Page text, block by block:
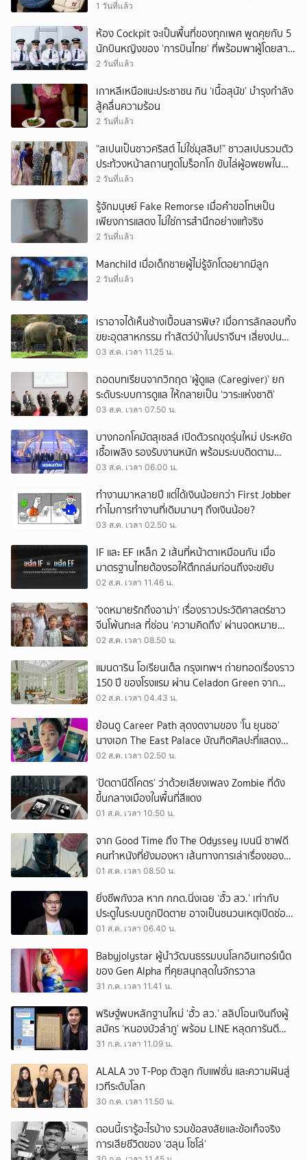
1 วันที่แล้ว
ห้อง Cockpit จะเป็นพื้นที่ของทุกเพศ พูดคุยกับ 5
นักบินหญิงของ ‘การบินไทย’ ที่พร้อมพาผู้โดยสาร
บินไปทั่วโลก
2 วันที่แล้ว
เกาหลีเหนือแนะประชาชน กิน ‘เนื้อสุนัข’ บำรุงกำลัง
สู้คลื่นความร้อน
2 วันที่แล้ว
“สเปนเป็นชาวคริสต์ ไม่ใช่มุสลิม!” ชาวสเปนรวมตัว
ประท้วงหน้าสถานทูตโมร็อกโก ขับไล่ผู้อพยพใน
เมืองเซวตาออกนอกประเทศ
2 วันที่แล้ว
รู้จักมนุษย์ Fake Remorse เมื่อคำขอโทษเป็น
เพียงการแสดง ไม่ใช่การสำนึกอย่างแท้จริง
2 วันที่แล้ว
Manchild เมื่อเด็กชายผู้ไม่รู้จักโตอยากมีลูก
2 วันที่แล้ว
เราอาจได้เห็นช้างเปื้อนสารพิษ? เมื่อการลักลอบทิ้ง
ขยะอุตสาหกรรม ทำสัตว์ป่าในปราจีนฯ เสี่ยงปน
เปื้อน
03 ส.ค. เวลา 11.25 น.
ถอดบทเรียนจากวิกฤต ‘ผู้ดูแล (Caregiver)’ ยก
ระดับระบบการดูแล ให้กลายเป็น ‘วาระแห่งชาติ’
03 ส.ค. เวลา 07.50 น.
บางกอกโคมัตสุเซลส์ เปิดตัวรถขุดรุ่นใหม่ ประหยัด
เชื้อเพลิง รองรับงานหนัก พร้อมระบบติดตาม
เครื่องจักรผ่านดาวเทียม
03 ส.ค. เวลา 06.00 น.
ทำงานมาหลายปี แต่ได้เงินน้อยกว่า First Jobber
ทำไมการทำงานที่เดิมนานๆ ถึงเงินน้อย?
03 ส.ค. เวลา 02.50 น.
IF และ EF เหล็ก 2 เส้นที่หน้าตาเหมือนกัน เมื่อ
มาตรฐานไทยต้องรอให้ตึกถล่มก่อนถึงจะขยับ
02 ส.ค. เวลา 11.46 น.
‘จดหมายรักถึงอาม่า’ เรื่องราวประวัติศาสตร์ชาว
จีนโพ้นทะเล ที่ซ่อน ‘ความคิดถึง’ ผ่านจดหมาย
‘โพยก๊วน’
02 ส.ค. เวลา 08.50 น.
แมนดาริน โอเรียนเต็ล กรุงเทพฯ ถ่ายทอดเรื่องราว
150 ปี ของโรงแรม ผ่าน Celadon Green จาก
เครื่องศิลาดล
02 ส.ค. เวลา 04.43 น.
ย้อนดู Career Path สุดงดงามของ ‘โน ยุนซอ’
นางเอก The East Palace บัณฑิตศิลปะที่แสดง
เรื่องไหนก็ปัง
02 ส.ค. เวลา 02.50 น.
‘ปัตตานีดีโคตร’ ว่าด้วยเสียงเพลง Zombie ที่ดัง
ขึ้นกลางเมืองในพื้นที่สีแดง
01 ส.ค. เวลา 10.50 น.
จาก Good Time ถึง The Odyssey เบนนี ซาฟดี
คนทำหนังที่ยังมองหา เส้นทางการเล่าเรื่องของตัว
เอง
01 ส.ค. เวลา 08.50 น.
ยิ่งชีพกังวล หาก กกต.นิ่งเฉย ‘ฮั้ว สว.’ เท่ากับ
ประตูในระบบถูกปิดตาย อาจเป็นชนวนเหตุเปิดช่อง
‘ลงถนน’
01 ส.ค. เวลา 06.40 น.
Babyjolystar ผู้นำวัฒนธรรมบนโลกอินเทอร์เน็ต
ของ Gen Alpha ที่คุยสนุกสุดในจักรวาล
31 ก.ค. เวลา 11.41 น.
พริษฐ์พบหลักฐานใหม่ ‘ฮั้ว สว.’ สลิปโอนเงินถึงผู้
สมัคร ‘หนองบัวลำภู’ พร้อม LINE หลุดการันตี
ตำแหน่ง
31 ก.ค. เวลา 11.09 น.
ALALA วง T-Pop ตัวลูก กับแฟชั่น และความฝันสู่
เวทีระดับโลก
30 ก.ค. เวลา 11.50 น.
ตอนนี้เรารู้อะไรบ้าง รวมข้อสงสัยและข้อเท็จจริง
การเสียชีวิตของ ‘ฮลุน โซโล่’